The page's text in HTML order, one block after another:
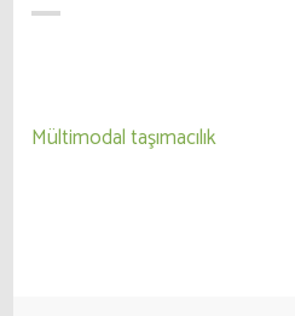
Yazı
Mültimodal taşımacılık